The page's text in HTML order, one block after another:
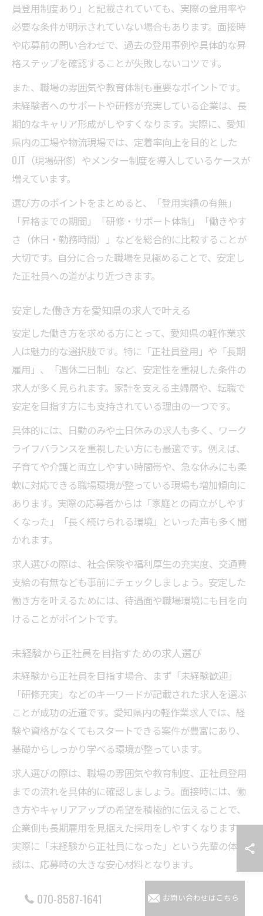
員登用制度あり」と記載されていても、実際の登用率や
必要な条件が明示されていない場合もあります。面接時
や応募前の問い合わせで、過去の登用事例や具体的な昇
格ステップを確認することが失敗しないコツです。
また、職場の雰囲気や教育体制も重要なポイントです。
未経験者へのサポートや研修が充実している企業は、長
期的なキャリア形成がしやすくなります。実際に、愛知
県内の工場や物流現場では、定着率向上を目的とした
OJT（現場研修）やメンター制度を導入しているケースが
増えています。
選び方のポイントをまとめると、「登用実績の有無」
「昇格までの期間」「研修・サポート体制」「働きやす
さ（休日・勤務時間）」などを総合的に比較することが
大切です。自分に合った職場を見極めることで、安定し
た正社員への道がより近づきます。
安定した働き方を愛知県の求人で叶える
安定した働き方を求める方にとって、愛知県の軽作業求
人は魅力的な選択肢です。特に「正社員登用」や「長期
雇用」、「週休二日制」など、安定性を重視した条件の
求人が多く見られます。家計を支える主婦層や、転職で
安定を目指す方にも支持されている理由の一つです。
具体的には、日勤のみや土日休みの求人も多く、ワーク
ライフバランスを重視したい方にも最適です。例えば、
子育てや介護と両立しやすい時間帯や、急な休みにも柔
軟に対応できる職場環境が整っている現場も増加傾向に
あります。実際の応募者からは「家庭との両立がしやす
くなった」「長く続けられる環境」といった声も多く聞
かれます。
求人選びの際は、社会保険や福利厚生の充実度、交通費
支給の有無なども事前にチェックしましょう。安定した
働き方を叶えるためには、待遇面や職場環境にも目を向
けることがポイントです。
未経験から正社員を目指すための求人選び
未経験から正社員を目指す場合、まず「未経験歓迎」
「研修充実」などのキーワードが記載された求人を選ぶ
ことが成功の近道です。愛知県内の軽作業求人では、経
験や資格がなくてもスタートできる案件が豊富にあり、
基礎からしっかり学べる環境が整っています。
求人選びの際は、職場の雰囲気や教育制度、正社員登用
までの流れを具体的に確認しましょう。面接時には、働
き方やキャリアアップの希望を積極的に伝えることで、
企業側も長期雇用を見据えた採用をしやすくなります。
実際に「未経験から正社員になった」という先輩の体験
談は、応募時の大きな安心材料となります。
説明会に参加するのも有効です。自分に合った職場環境
070-8587-1641 お問い合わせはこちら